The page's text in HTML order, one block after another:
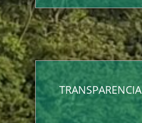
TRANSPARENCIA